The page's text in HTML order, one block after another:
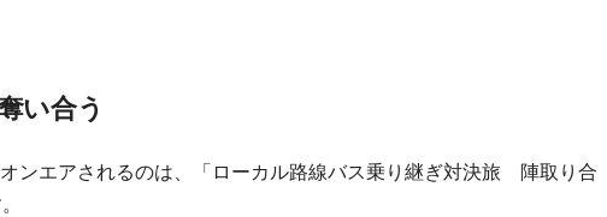
い合う
ンエアされるのは、「ローカル路線バス乗り継ぎ対決旅 陣取り合